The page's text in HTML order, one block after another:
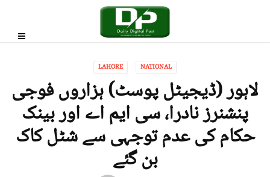
LAHORE NATIONAL
لاہور (ڈیجیٹل پوسٹ) ہزاروں فوجی
پنشنرز نادرا، سی ایم اے اور بینک
حکام کی عدم توجہی سے شٹل کاک
بن گئے